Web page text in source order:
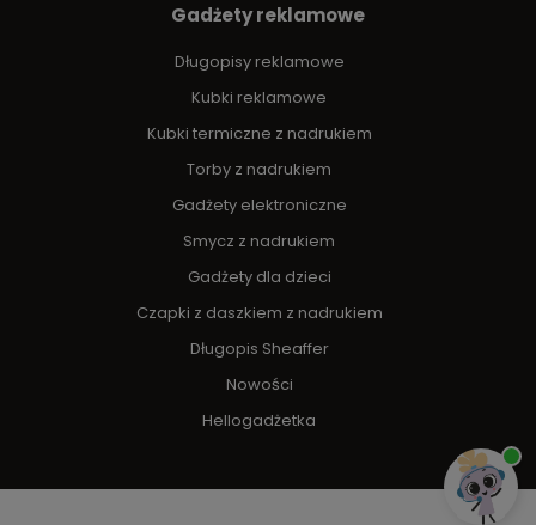
Gadżety reklamowe
Długopisy reklamowe
Kubki reklamowe
Kubki termiczne z nadrukiem
Torby z nadrukiem
Gadżety elektroniczne
Smycz z nadrukiem
Gadżety dla dzieci
Czapki z daszkiem z nadrukiem
Długopis Sheaffer
Nowości
Hellogadżetka